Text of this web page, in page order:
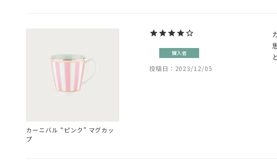
カーニバル “ピンク” マグカッ
プ
購入者
投稿日 2023/12/05